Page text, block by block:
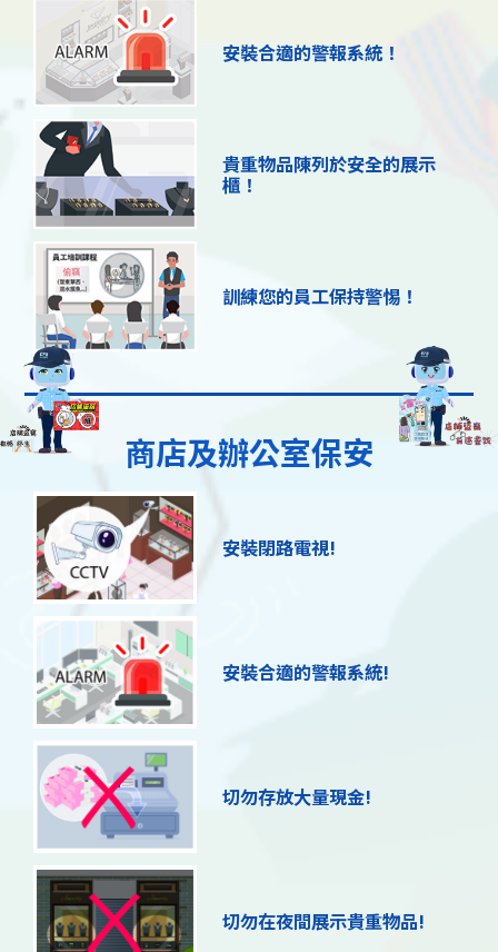
安裝合適的警報系統！
貴重物品陳列於安全的展示
櫃！
訓練您的員工保持警惕！
商店及辦公室保安
安裝閉路電視!
安裝合適的警報系統!
切勿存放大量現金!
切勿在夜間展示貴重物品!